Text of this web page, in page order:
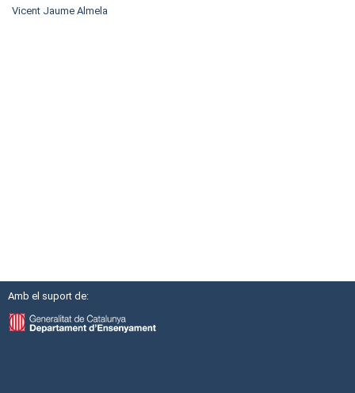
Vicent Jaume Almela
Amb el suport de: